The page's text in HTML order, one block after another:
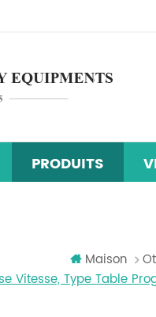
PRODUITS
Maison
Vitesse, Type Table